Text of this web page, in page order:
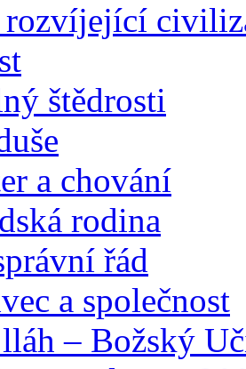
rozvíjející
štědrosti
a chování
rodina
řád
a společnost
– Božský